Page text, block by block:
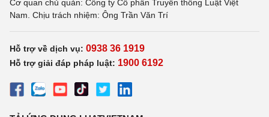
Cơ quan chủ quản: Công ty Cổ phần Truyền thông Luật Việt
Nam. Chịu trách nhiệm: Ông Trần Văn Trí
Hỗ trợ về dịch vụ: 0938 36 1919
Hỗ trợ giải đáp pháp luật: 1900 6192